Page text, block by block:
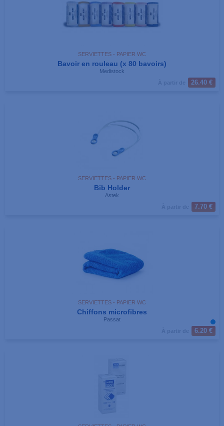
SERVIETTES - PAPIER WC
Bavoir en rouleau (x 80 bavoirs)
Medistock
26.40 €
SERVIETTES - PAPIER WC
Bib Holder
Astek
7.70 €
SERVIETTES - PAPIER WC
Chiffons microfibres
Passat
6.20 €